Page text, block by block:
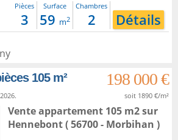
Pièces
3
Surface
59 m2
Chambres
2 Détails
105 m²
198 000 €
soit 1890 €/m²
Vente appartement 105 m2sur
Hennebont( 56700 - Morbihan )